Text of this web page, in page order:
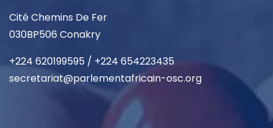
Cité Chemins De Fer
030BP506 Conakry
+224 620199595 / +224 654223435
secretariat@parlementafricain-osc.org